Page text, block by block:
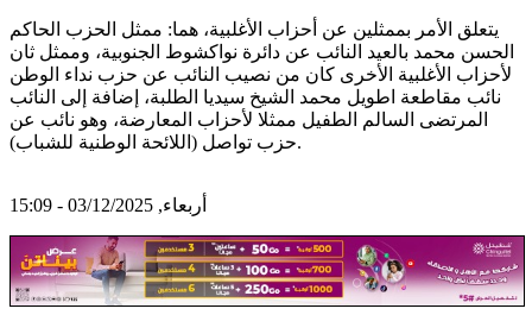
يتعلق الأمر بممثلين عن أحزاب الأغلبية، هما: ممثل الحزب الحاكم
الحسن محمد بالعيد النائب عن دائرة نواكشوط الجنوبية، وممثل ثان
لأحزاب الأغلبية الأخرى كان من نصيب النائب عن حزب نداء الوطن
نائب مقاطعة اطويل محمد الشيخ سيديا الطلبة، إضافة إلى النائب
المرتضى السالم الطفيل ممثلا لأحزاب المعارضة، وهو نائب عن
حزب تواصل (اللائحة الوطنية للشباب).
أربعاء, 03/12/2025 - 15:09